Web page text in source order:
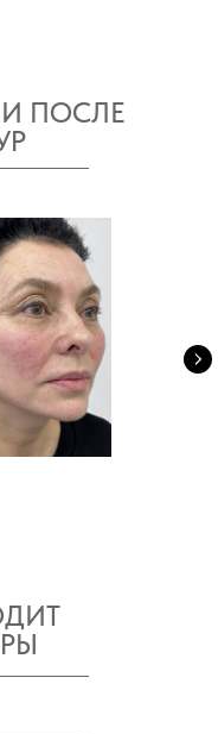
И ПОСЛЕ